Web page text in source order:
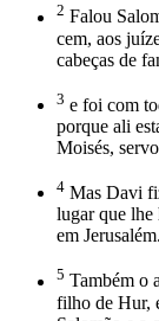
2 Falou
cem, aos
cabeças de
3 e foi com
porque ali
Moisés,
4 Mas Davi
lugar que lhe
em Jerusalém.
5 Também o
filho de Hur,